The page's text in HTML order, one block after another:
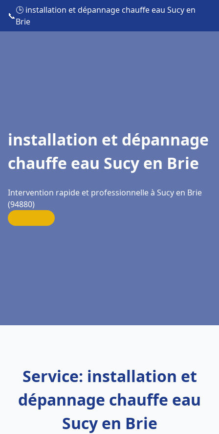
📞
🕒 installation et dépannage chauffe eau Sucy en
Brie
installation et dépannage
chauffe eau Sucy en Brie
Intervention rapide et professionnelle à Sucy en Brie
(94880)
Service: installation et
dépannage chauffe eau
Sucy en Brie